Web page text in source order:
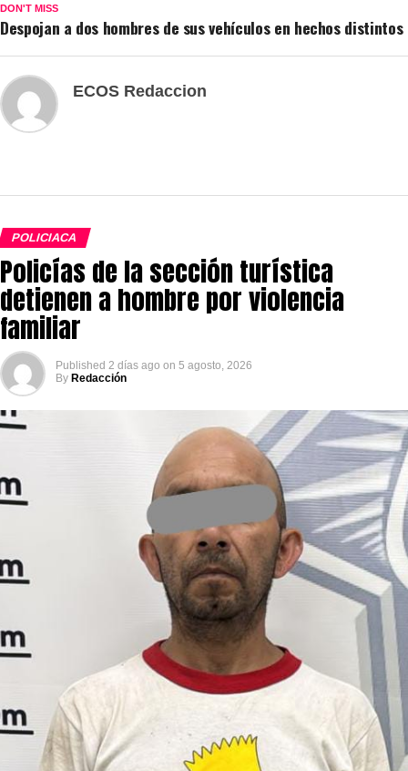
DON'T MISS
Despojan a dos hombres de sus vehículos en hechos distintos
ECOS Redaccion
POLICIACA
Policías de la sección turística
detienen a hombre por violencia
familiar
Published 2 días ago on 5 agosto, 2026
By Redacción